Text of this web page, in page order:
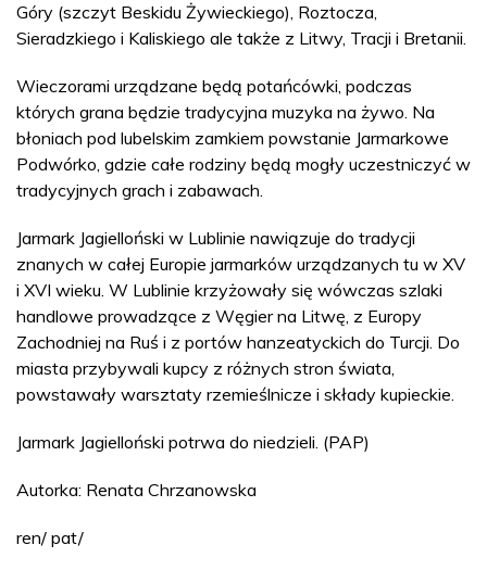
Góry (szczyt Beskidu Żywieckiego), Roztocza,
Sieradzkiego i Kaliskiego ale także z Litwy, Tracji i Bretanii.
Wieczorami urządzane będą potańcówki, podczas
których grana będzie tradycyjna muzyka na żywo. Na
błoniach pod lubelskim zamkiem powstanie Jarmarkowe
Podwórko, gdzie całe rodziny będą mogły uczestniczyć w
tradycyjnych grach i zabawach.
Jarmark Jagielloński w Lublinie nawiązuje do tradycji
znanych w całej Europie jarmarków urządzanych tu w XV
i XVI wieku. W Lublinie krzyżowały się wówczas szlaki
handlowe prowadzące z Węgier na Litwę, z Europy
Zachodniej na Ruś i z portów hanzeatyckich do Turcji. Do
miasta przybywali kupcy z różnych stron świata,
powstawały warsztaty rzemieślnicze i składy kupieckie.
Jarmark Jagielloński potrwa do niedzieli. (PAP)
Autorka: Renata Chrzanowska
ren/ pat/